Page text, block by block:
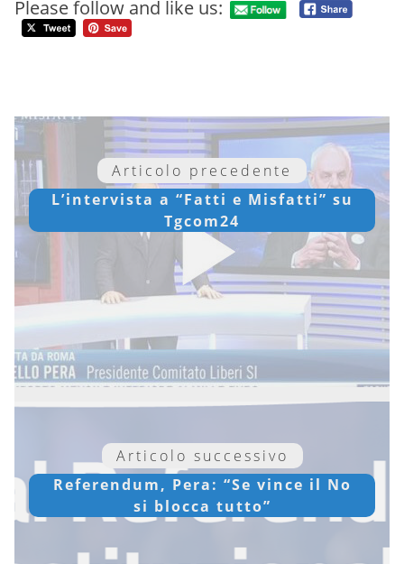
Please follow and like us:
Articolo precedente
L’intervista a “Fatti e Misfatti” su
Tgcom24
Articolo successivo
Referendum, Pera: “Se vince il No
si blocca tutto”